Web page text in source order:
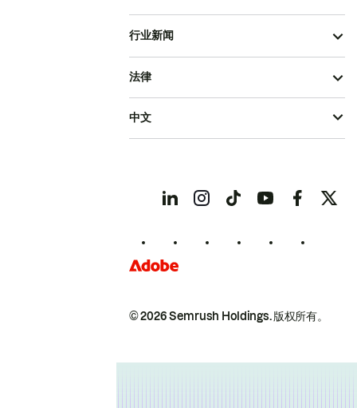
行业新闻
© 2026 Semrush Holdings.版权所有。
法律
中文